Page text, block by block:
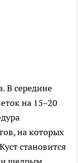
В середине
на 15–20
на которых
становится